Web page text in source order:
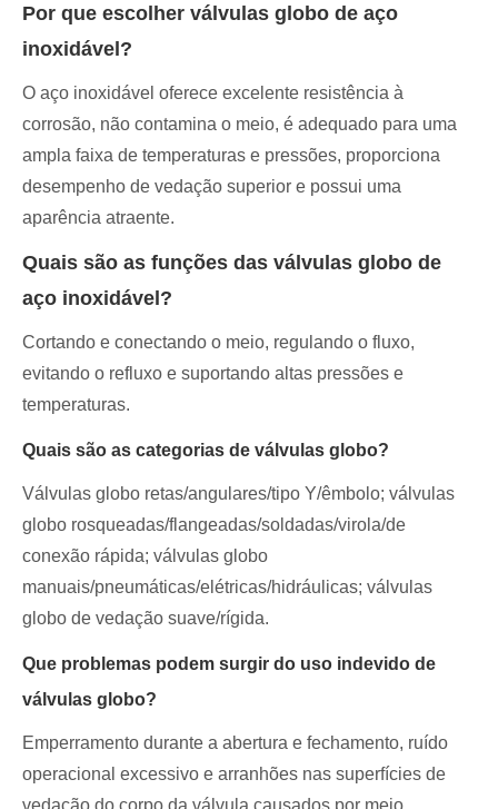
Por que escolher válvulas globo de aço
inoxidável?
O aço inoxidável oferece excelente resistência à
corrosão, não contamina o meio, é adequado para uma
ampla faixa de temperaturas e pressões, proporciona
desempenho de vedação superior e possui uma
aparência atraente.
Quais são as funções das válvulas globo de
aço inoxidável?
Cortando e conectando o meio, regulando o fluxo,
evitando o refluxo e suportando altas pressões e
temperaturas.
Quais são as categorias de válvulas globo?
Válvulas globo retas/angulares/tipo Y/êmbolo; válvulas
globo rosqueadas/flangeadas/soldadas/virola/de
conexão rápida; válvulas globo
manuais/pneumáticas/elétricas/hidráulicas; válvulas
globo de vedação suave/rígida.
Que problemas podem surgir do uso indevido de
válvulas globo?
Emperramento durante a abertura e fechamento, ruído
operacional excessivo e arranhões nas superfícies de
vedação do corpo da válvula causados ​​por meio